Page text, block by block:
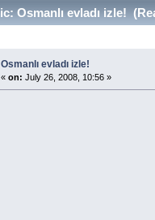
Osmanlı evladı izle!
Osmanlı evladı izle!
« on: July 26, 2008, 10:56 »